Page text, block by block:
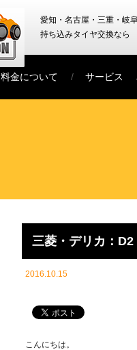
愛知・名古屋・三重・岐
持ち込みタイヤ交換なら
料金について サービス
三菱・デリカ：D2
2016.10.15
こんにちは。